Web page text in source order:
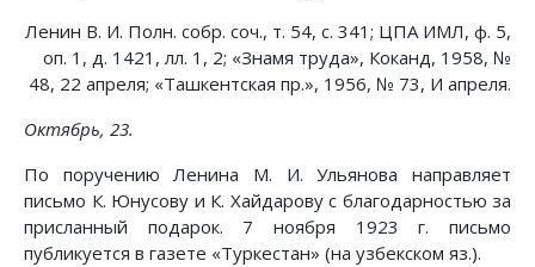
Ленин В. И. Полн. собр. соч., т. 54, с. 341; ЦПА ИМЛ, ф. 5,
оп. 1, д. 1421, лл. 1, 2; «Знамя труда», Коканд, 1958, №
48, 22 апреля; «Ташкентская пр.», 1956, № 73, И апреля.
Октябрь, 23.
По поручению Ленина М. И. Ульянова направляет
письмо К. Юнусову и К. Хайдарову с благодарностью за
присланный подарок. 7 ноября 1923 г. письмо
публикуется в газете «Туркестан» (на узбекском яз.).